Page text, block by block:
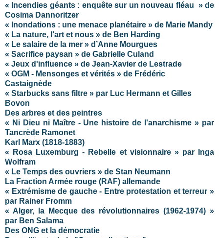
« Incendies géants : enquête sur un nouveau fléau » de
Cosima Dannoritzer
« Inondations : une menace planétaire » de Marie Mandy
« La nature, l’art et nous » de Ben Harding
« Le salaire de la mer » d’Anne Mourgues
« Sacrifice paysan » de Gabrielle Culand
« Jeux d'influence » de Jean-Xavier de Lestrade
« OGM - Mensonges et vérités » de Frédéric
Castaignède
« Starbucks sans filtre » par Luc Hermann et Gilles
Bovon
Des arbres et des peintres
« Ni Dieu ni Maître - Une histoire de l'anarchisme » par
Tancrède Ramonet
Karl Marx (1818-1883)
« Rosa Luxemburg - Rebelle et visionnaire » par Inga
Wolfram
« Le Temps des ouvriers » de Stan Neumann
La Fraction Armée rouge (RAF) allemande
« Extrémisme de gauche - Entre protestation et terreur »
par Rainer Fromm
« Alger, la Mecque des révolutionnaires (1962-1974) »
par Ben Salama
Des ONG et la démocratie